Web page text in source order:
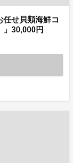
せ貝類海鮮コ
30,000円